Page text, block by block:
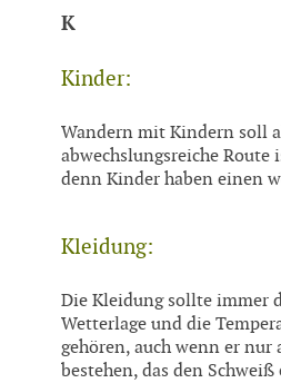
K
Kinder:
Wandern mit Kindern soll
abwechslungsreiche Route
denn Kinder haben einen
Kleidung:
Die Kleidung sollte immer
Wetterlage und die
gehören, auch wenn er
bestehen, das den